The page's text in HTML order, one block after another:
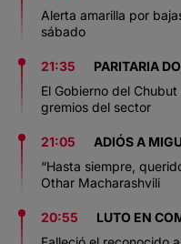
Alerta amarilla por
sábado
21:35
PARITARIA
El Gobierno del
gremios del sector
21:05
ADIÓS A
“Hasta siempre,
Othar Macharashvili
20:55
LUTO EN